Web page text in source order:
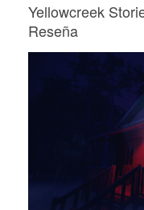
Yellowcreek
Reseña